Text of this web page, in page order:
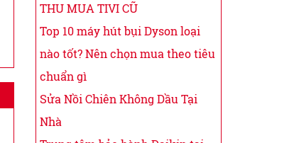
THU MUA TIVI CŨ
Top 10 máy hút bụi Dyson loại
nào tốt? Nên chọn mua theo tiêu
chuẩn gì
Sửa Nồi Chiên Không Dầu Tại
Nhà